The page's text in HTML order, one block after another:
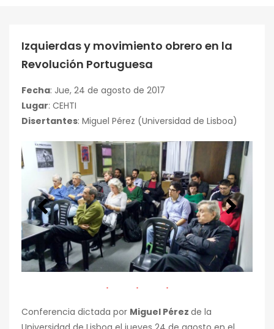
Izquierdas y movimiento obrero en la
Revolución Portuguesa
Fecha: Jue, 24 de agosto de 2017
Lugar: CEHTI
Disertantes: Miguel Pérez (Universidad de Lisboa)
Conferencia dictada por Miguel Pérez de la